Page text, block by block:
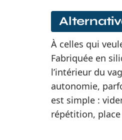
À celles qui
Fabriquée en
l’intérieur du
autonomie,
est simple :
répétition,